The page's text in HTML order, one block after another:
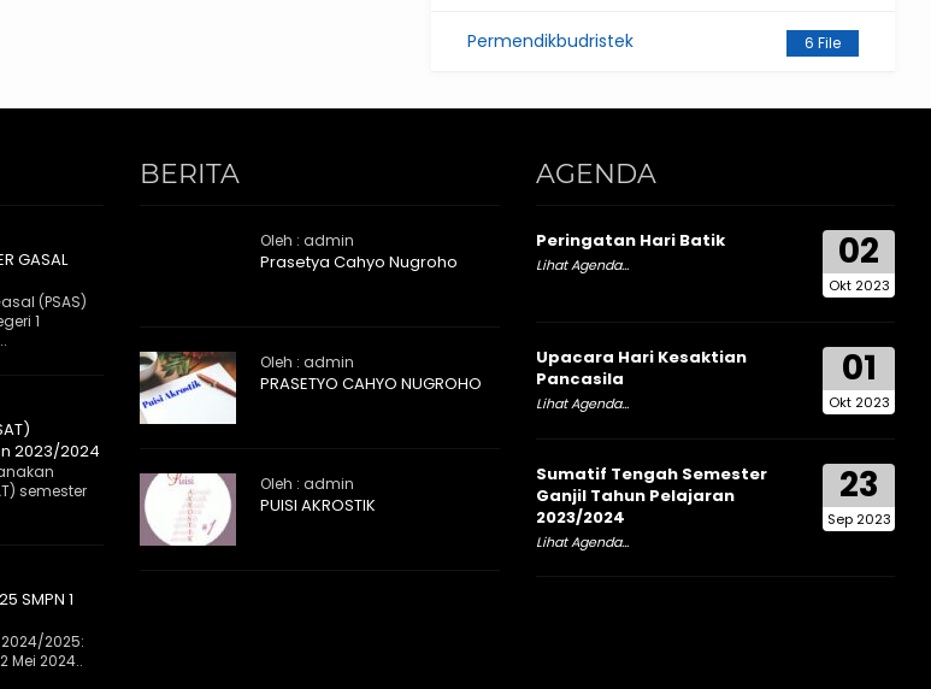
Permendikbudristek 6 File
GASAL
(PSAS)
1
2023/2024
semester
SMPN 1
2024/2025:
Mei 2024..
BERITA
Oleh : admin
Prasetya Cahyo Nugroho
Oleh : admin
PRASETYO CAHYO NUGROHO
Oleh : admin
PUISI AKROSTIK
AGENDA
02
Okt 2023
Peringatan Hari Batik
Lihat Agenda...
01
Okt 2023
Upacara Hari Kesaktian
Pancasila
Lihat Agenda...
23
Sep 2023
Sumatif Tengah Semester
Ganjil Tahun Pelajaran
2023/2024
Lihat Agenda...